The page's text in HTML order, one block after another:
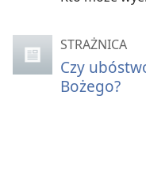
STRAŻNICA
Czy
Bożego?